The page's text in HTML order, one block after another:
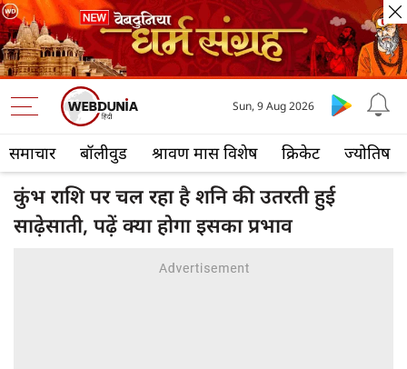
समाचार बॉलीवुड श्रावण मास विशेष क्रिकेट ज्योतिष
Sun, 9 Aug 2026
कुंभ राशि पर चल रहा है शनि की उतरती हुई
साढ़ेसाती, पढ़ें क्या होगा इसका प्रभाव